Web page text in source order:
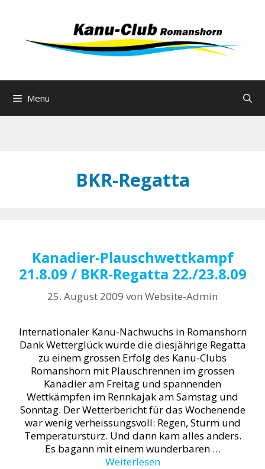
springen
Menü
BKR-Regatta
Kanadier-Plauschwettkampf
21.8.09 / BKR-Regatta 22./23.8.09
25. August 2009 von Website-Admin
Internationaler Kanu-Nachwuchs in Romanshorn
Dank Wetterglück wurde die diesjährige Regatta
zu einem grossen Erfolg des Kanu-Clubs
Romanshorn mit Plauschrennen im grossen
Kanadier am Freitag und spannenden
Wettkämpfen im Rennkajak am Samstag und
Sonntag. Der Wetterbericht für das Wochenende
war wenig verheissungsvoll: Regen, Sturm und
Temperatursturz. Und dann kam alles anders.
Es bagann mit einem wunderbaren …
Weiterlesen